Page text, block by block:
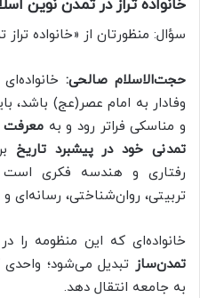
خانواده تراز در تمدن نوین
سؤال: منظورتان از «خانواده
حجت‌الاسلام صالحی:
وفادار به امام عصر(عج) باشد،
و مناسکی فراتر رود و به معرفت
تمدنی خود در پیشبرد تاریخ
رفتاری و هندسه فکری است
تربیتی، روان‌شناختی، رسانه‌ای و
خانواده‌ای که این منظومه را
تمدن‌ساز تبدیل می‌شود؛
به جامعه انتقال دهد.